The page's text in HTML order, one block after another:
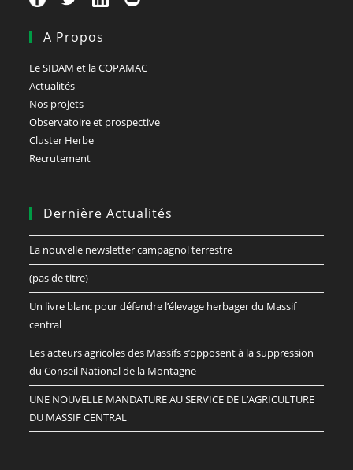
A Propos
Le SIDAM et la COPAMAC
Actualités
Nos projets
Observatoire et prospective
Cluster Herbe
Recrutement
Dernière Actualités
La nouvelle newsletter campagnol terrestre
(pas de titre)
Un livre blanc pour défendre l’élevage herbager du Massif
central
Les acteurs agricoles des Massifs s’opposent à la suppression
du Conseil National de la Montagne
UNE NOUVELLE MANDATURE AU SERVICE DE L’AGRICULTURE
DU MASSIF CENTRAL